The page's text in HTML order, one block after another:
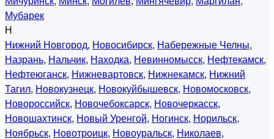
Мубарек
Н
Нижний Новгород, Новосибирск, Набережные Челны,
Назрань, Нальчик, Находка, Невинномысск, Нефтекамск,
Нефтеюганск, Нижневартовск, Нижнекамск, Нижний
Тагил, Новокузнецк, Новокуйбышевск, Новомосковск,
Новороссийск, Новочебоксарск, Новочеркасск,
Новошахтинск, Новый Уренгой, Ногинск, Норильск,
Ноябрьск, Новотроицк, Новоуральск, Николаев,